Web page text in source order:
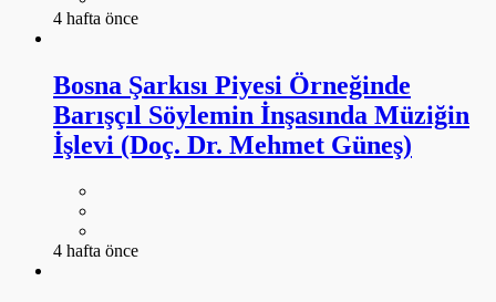
4 hafta önce
Bosna Şarkısı Piyesi Örneğinde
Barışçıl Söylemin İnşasında Müziğin
İşlevi (Doç. Dr. Mehmet Güneş)
4 hafta önce